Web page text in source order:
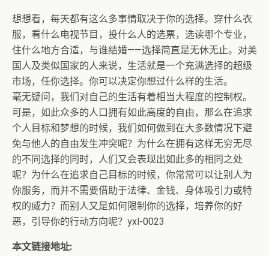
想想看，每天都有这么多事情取决于你的选择。穿什么衣
服，看什么电视节目，投什么人的选票，选读哪个专业，
住什么地方合适，与谁结婚——选择简直是无休无止。对美
国人及类似国家的人来说，生活就是一个充满选择的超级
市场，任你选择。你可以决定你想过什么样的生活。
毫无疑问，我们对自己的生活有着相当大程度的控制权。
可是，如此众多的人口拥有如此高度的自由，那么在追求
个人目标和梦想的时候，我们如何做到在大多数情况下避
免与他人的自由发生冲突呢？为什么在拥有这样无穷无尽
的不同选择的同时，人们又会表现出如此多的相同之处
呢？为什么在追求自己目标的时候，你常常可以让别人为
你服务，而并不需要借助于法律、金钱、身体吸引力或特
权的威力？而别人又是如何限制你的选择，培养你的好
恶，引导你的行动方向呢？yxl-0023
本文链接地址: